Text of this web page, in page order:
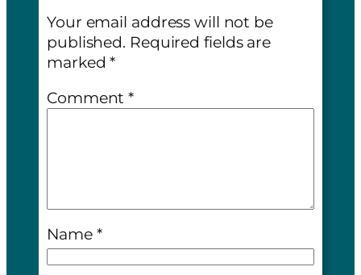
Your email address will not be
published. Required fields are
marked*
Comment*
Name *